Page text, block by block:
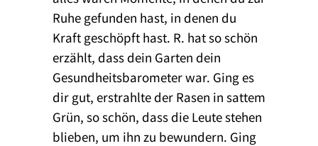
Ruhe gefunden hast, in denen du
Kraft geschöpft hast. R. hat so schön
erzählt, dass dein Garten dein
Gesundheitsbarometer war. Ging es
dir gut, erstrahlte der Rasen in sattem
Grün, so schön, dass die Leute stehen
blieben, um ihn zu bewundern. Ging